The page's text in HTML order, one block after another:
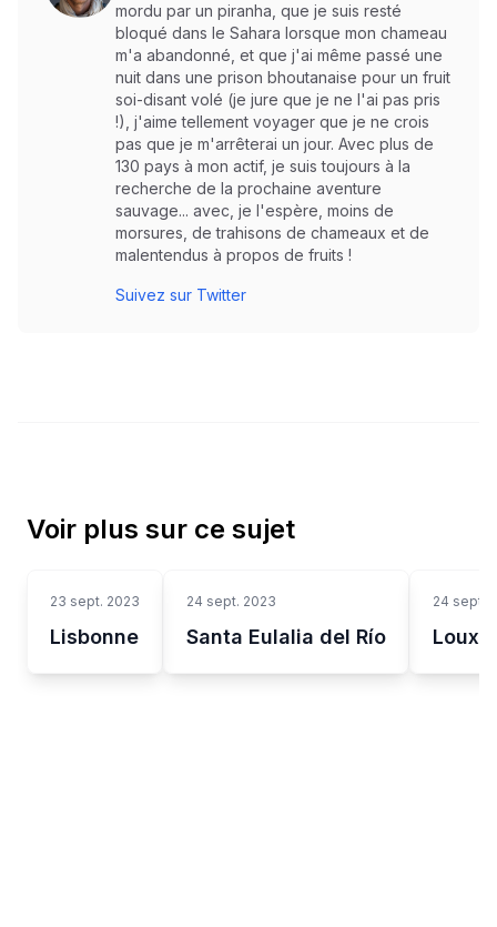
mordu par un piranha, que je suis resté
bloqué dans le Sahara lorsque mon chameau
m'a abandonné, et que j'ai même passé une
nuit dans une prison bhoutanaise pour un fruit
soi-disant volé (je jure que je ne l'ai pas pris
!), j'aime tellement voyager que je ne crois
pas que je m'arrêterai un jour. Avec plus de
130 pays à mon actif, je suis toujours à la
recherche de la prochaine aventure
sauvage... avec, je l'espère, moins de
morsures, de trahisons de chameaux et de
malentendus à propos de fruits !
Suivez sur Twitter
Voir plus sur ce sujet
23 sept. 2023
Lisbonne
24 sept. 2023
Santa Eulalia del Río
24 sept.